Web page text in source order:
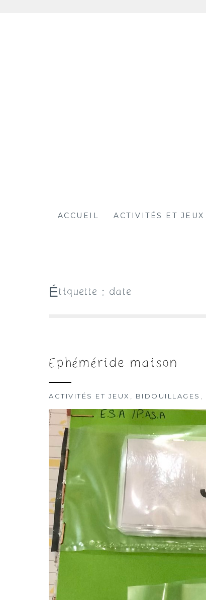
ACCUEIL ACTIVITÉS ET JEUX
Étiquette : date
Ephéméride maison
ACTIVITÉS ET JEUX , BIDOUILLAGES ,